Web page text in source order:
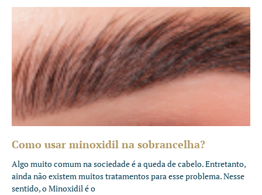
Como usar minoxidil na sobrancelha?
Algo muito comum na sociedade é a queda de cabelo. Entretanto,
ainda não existem muitos tratamentos para esse problema. Nesse
sentido, o Minoxidil é o